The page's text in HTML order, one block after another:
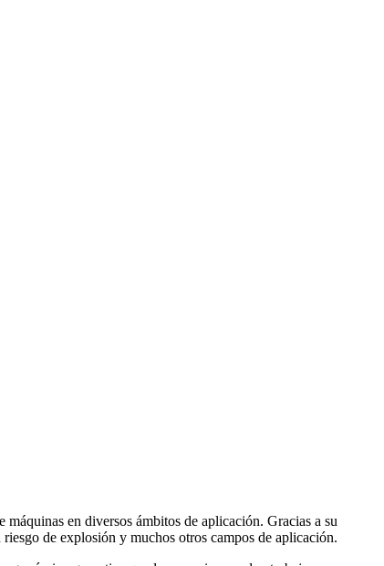
en diversos ámbitos de aplicación. Gracias a su
de explosión y muchos otros campos de aplicación.